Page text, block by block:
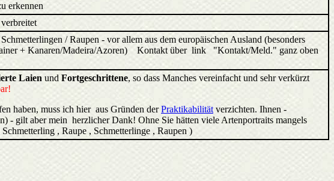
erkennen
/ Raupen - vor allem aus dem europäischen Ausland (besonders
+ Kanaren/Madeira/Azoren) Kontakt über link "Kontakt/Meld." ganz oben
Laien und Fortgeschrittene, so dass Manches vereinfacht und sehr verkürzt
haben, muss ich hier aus Gründen derPraktikabilität verzichten. Ihnen -
gilt aber mein herzlicher Dank! Ohne Sie hätten viele Artenportraits mangels
, Raupe , Schmetterlinge , Raupen )